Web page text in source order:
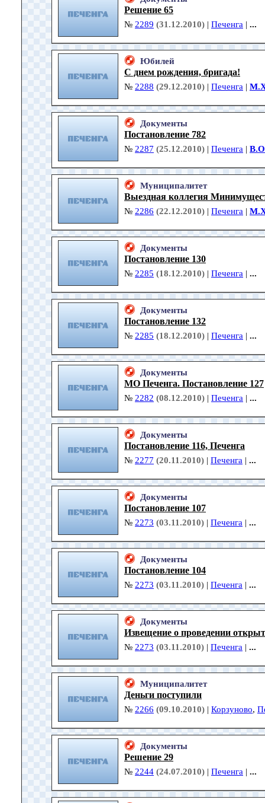
Решение 65
№ 2289 (31.12.2010) | Печенга | ...
Юбилей
С днем рождения, бригада!
№ 2288 (29.12.2010) | Печенга |
Документы
Постановление 782
№ 2287 (25.12.2010) | Печенга |
Муниципалитет
Выездная коллегия
№ 2286 (22.12.2010) | Печенга |
Документы
Постановление 130
№ 2285 (18.12.2010) | Печенга | ...
Документы
Постановление 132
№ 2285 (18.12.2010) | Печенга | ...
Документы
МО Печенга. Постановление 127
№ 2282 (08.12.2010) | Печенга | ...
Документы
Постановление 116, Печенга
№ 2277 (20.11.2010) | Печенга | ...
Документы
Постановление 107
№ 2273 (03.11.2010) | Печенга | ...
Документы
Постановление 104
№ 2273 (03.11.2010) | Печенга | ...
Документы
Извещение о проведении
№ 2273 (03.11.2010) | Печенга | ...
Муниципалитет
Деньги поступили
№ 2266 (09.10.2010) | Корзуново,
Документы
Решение 29
№ 2244 (24.07.2010) | Печенга | ...